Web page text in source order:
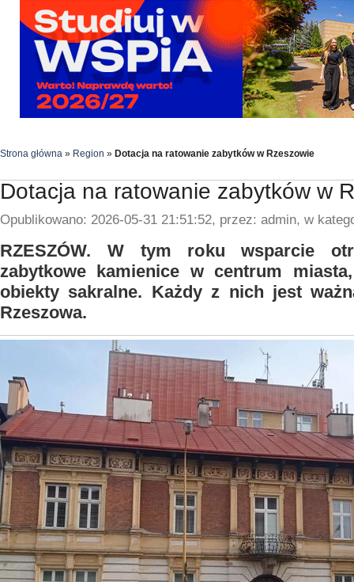
Strona główna » Region » Dotacja na ratowanie zabytków w Rzeszowie
Dotacja na ratowanie zabytków w
Opublikowano: 2026-05-31 21:51:52, przez: admin, w
RZESZÓW. W tym roku wsparcie
zabytkowe kamienice w centrum
obiekty sakralne. Każdy z nich jest
Rzeszowa.